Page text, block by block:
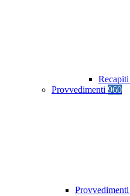
Provvedimenti 960